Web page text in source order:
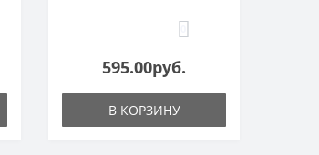
595.00руб.
В КОРЗИНУ